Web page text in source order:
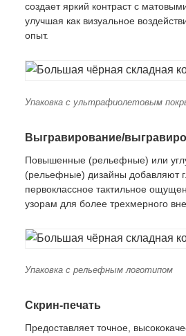
создает яркий контраст с
улучшая как визуальное
опыт.
Упаковка с ультрафиолетовым
Выгравирование/
Повышенные (рельефные) или
(рельефные) дизайны добавляют
первоклассное тактильное
узорам для более трехмерного
Упаковка с рельефным логотипом
Скрин-печать
Предоставляет точное,